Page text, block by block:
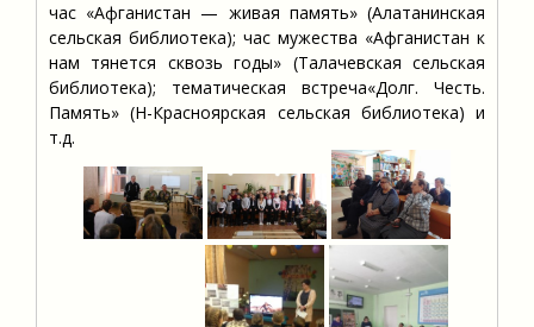
час «Афганистан — живая память» (Алатанинская
сельская библиотека); час мужества «Афганистан к
нам тянется сквозь годы» (Талачевская сельская
библиотека); тематическая встреча«Долг. Честь.
Память» (Н-Красноярская сельская библиотека) и
т.д.